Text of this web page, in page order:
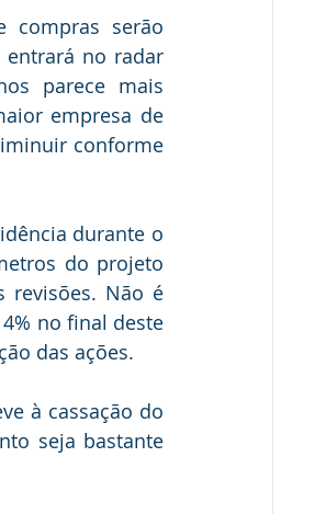
compras serão
entrará no radar
parece mais
empresa de
conforme
durante o
do projeto
revisões. Não é
no final deste
das ações.
à cassação do
seja bastante